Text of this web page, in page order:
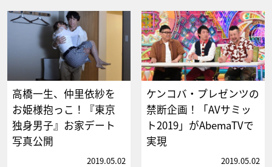
高橋一生、仲里依紗を
お姫様抱っこ！『東京
独身男子』お家デート
写真公開
2019.05.02
ケンコバ・プレゼンツの
禁断企画！「AVサミッ
ト2019」がAbemaTVで
実現
2019.05.02